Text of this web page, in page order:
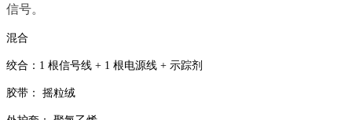
信号。
混合
绞合：1 根信号线 + 1 根电源线 + 示踪剂
胶带： 摇粒绒